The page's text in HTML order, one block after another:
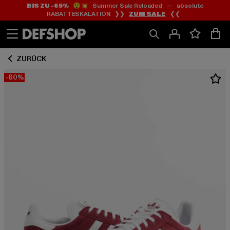
Zum
Inhalt
springen
Zum
Fußzeile
springen
BIS ZU -65%😲💥 Summer Sale Reloaded — absolute
RABATTESKALATION ❯❯ ZUM SALE ❮❮
ZURÜCK
-60%